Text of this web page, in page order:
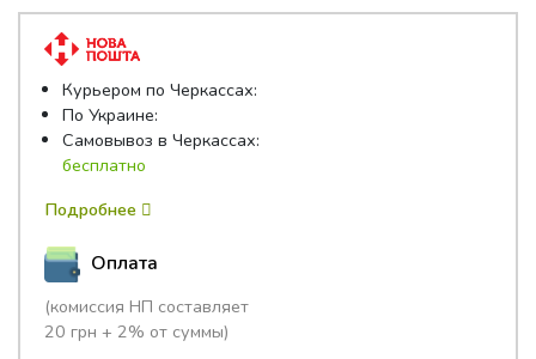
Курьером по Черкассах:
По Украине:
Самовывоз в Черкассах:
бесплатно
Подробнее
Оплата
(комиссия НП составляет
20 грн + 2% от суммы)